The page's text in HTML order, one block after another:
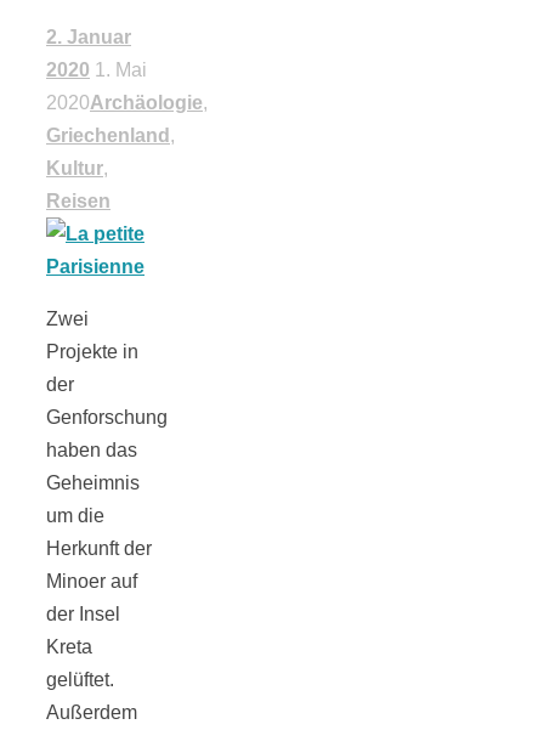
2. Januar
2020 1. Mai
2020Archäologie,
Griechenland ,
Kultur,
Reisen
Zwei
Projekte in
der
Genforschung
haben das
Geheimnis
um die
Herkunft der
Minoer auf
der Insel
Kreta
gelüftet.
Außerdem